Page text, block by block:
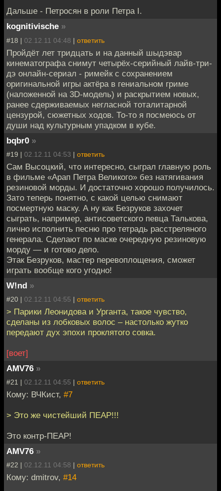
Дальше - Петросян в роли Петра I.
kognitivische »
#18 | 02.12.11 04:48 | ответить
Пройдёт лет тридцать и на данный шыдэвар
кинематографа снимут четырёх-серийный лайв-три-
дэ онлайн-сериал - римейк с сохранением
оригинальной игры актёра в гениальном гриме
(наложенной на 3D-модель) и раскрытием новых,
ранее сдерживаемых негласной тоталитарной
цензурой, сюжетных ходов. То-то я посмеюсь от
души над культурным упадком в кубе.
bqbr0 »
#19 | 02.12.11 04:53 | ответить
Сам Высоцкий, что интересно, сыграл главную роль
в фильме «Арап Петра Великого» без натягивания
резиновой морды. И достаточно хорошо получилось.
Зато теперь понятно, с какой целью снимают
посмертную маску. А ну как Безруков захочет
сыграть, например, антисоветского певца Талькова,
лично исполнить песню про тетрадь расстреляного
генерала. Сделают по маске очередную резиновую
морду — и готово дело.
Этак Безруков, мастер перевоплощения, сможет
играть вообще кого угодно!
W!nd »
#20 | 02.12.11 04:55 | ответить
> Парики Леонидова и Урганта, такое чувство,
сделаны из лобковых волос – настолько жутко
передают дух эпохи проклятого совка.
[воет]
AMV76 »
#21 | 02.12.11 04:55 | ответить
Кому: ВЧКист, #7
> Это же чистейший ПЕАР!!!
Это контр-ПЕАР!
AMV76 »
#22 | 02.12.11 04:58 | ответить
Кому: dmitrov, #14